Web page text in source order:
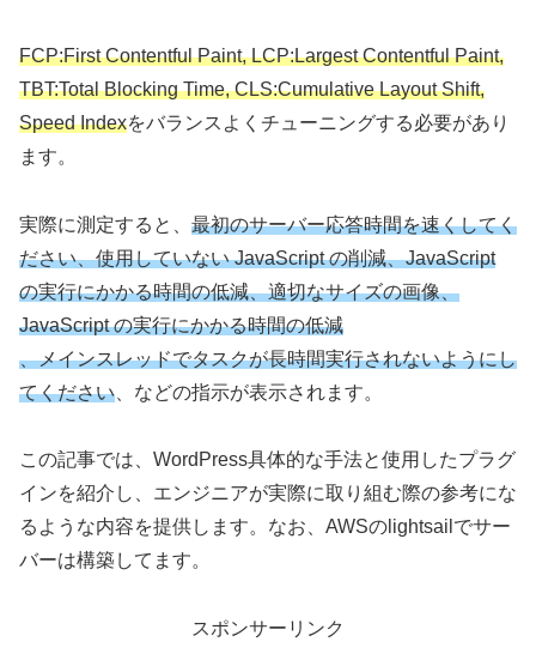
FCP:First Contentful Paint, LCP:Largest Contentful Paint,
TBT:Total Blocking Time, CLS:Cumulative Layout Shift,
Speed Indexをバランスよくチューニングする必要があり
ます。
実際に測定すると、 最初のサーバー応答時間を速くしてく
ださい、使用していない JavaScript の削減、JavaScript
の実行にかかる時間の低減、適切なサイズの画像、
JavaScript の実行にかかる時間の低減
、メインスレッドでタスクが長時間実行されないようにし
てください 、などの指示が表示されます。
この記事では、WordPress具体的な手法と使用したプラグ
インを紹介し、エンジニアが実際に取り組む際の参考にな
るような内容を提供します。なお、AWSのlightsailでサー
バーは構築してます。
スポンサーリンク